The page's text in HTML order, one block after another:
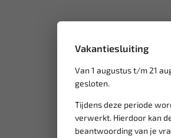
Vakantiesluiting
Van 1 augustus t/m 21
gesloten.
Tijdens deze periode
verwerkt. Hierdoor kan
beantwoording van je